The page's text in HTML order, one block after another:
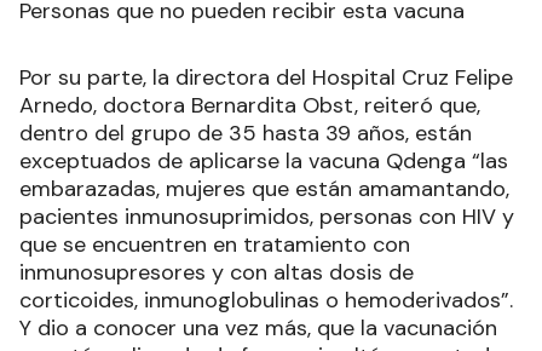
Personas que no pueden recibir esta vacuna
Por su parte, la directora del Hospital Cruz Felipe
Arnedo, doctora Bernardita Obst, reiteró que,
dentro del grupo de 35 hasta 39 años, están
exceptuados de aplicarse la vacuna Qdenga “las
embarazadas, mujeres que están amamantando,
pacientes inmunosuprimidos, personas con HIV y
que se encuentren en tratamiento con
inmunosupresores y con altas dosis de
corticoides, inmunoglobulinas o hemoderivados”.
Y dio a conocer una vez más, que la vacunación